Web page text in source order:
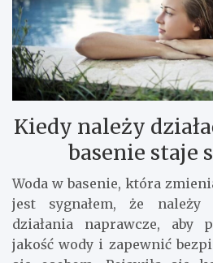
Kiedy należy
basenie staje
Woda w basenie, która
jest sygnałem, że należy
działania naprawcze, aby
jakość wody i zapewnić